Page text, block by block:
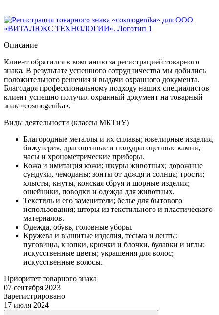
Описание
Клиент обратился в компанию за регистрацией товарного
знака. В результате успешного сотрудничества мы добились
положительного решения и выдачи охранного документа.
Благодаря профессиональному подходу наших специалистов
клиент успешно получил охранный документ на товарный
знак «cosmogenika».
Виды деятельности (классы МКТиУ)
Благородные металлы и их сплавы; ювелирные изделия,
бижутерия, драгоценные и полудрагоценные камни;
часы и хронометрические приборы.
Кожа и имитация кожи; шкуры животных; дорожные
сундуки, чемоданы; зонты от дождя и солнца; трости;
хлысты, кнуты, конская сбруя и шорные изделия;
ошейники, поводки и одежда для животных.
Текстиль и его заменители; белье для бытового
использования; шторы из текстильного и пластического
материалов.
Одежда, обувь, головные уборы.
Кружева и вышитые изделия, тесьма и ленты;
пуговицы, кнопки, крючки и блочки, булавки и иглы;
искусственные цветы; украшения для волос;
искусственные волосы.
Приоритет товарного знака
07 сентября 2023
Зарегистрировано
17 июля 2024